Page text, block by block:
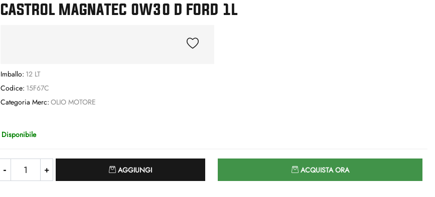
CASTROL MAGNATEC 0W30 D FORD 1L
Imballo: 12 LT
Codice: 15F67C
Categoria Merc: OLIO MOTORE
Disponibile
AGGIUNGI ACQUISTA ORA